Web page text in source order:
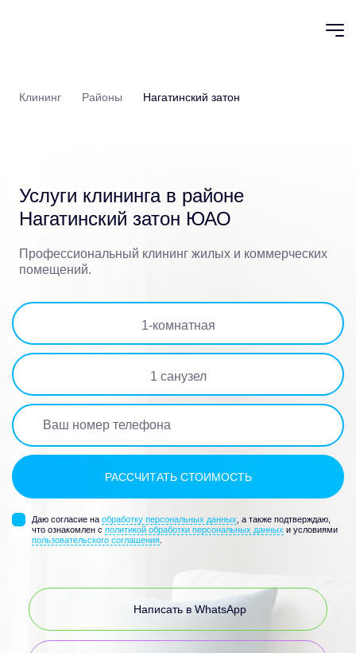
Клининг Районы Нагатинский затон
Услуги клининга в районе
Нагатинский затон ЮАО
Профессиональный клининг жилых и коммерческих
помещений.
1-комнатная
1 санузел
Даю согласие на обработку персональных данных , а также подтверждаю,
что ознакомлен с политикой обработки персональных данных и условиями
пользовательского соглашения
Написать в WhatsApp